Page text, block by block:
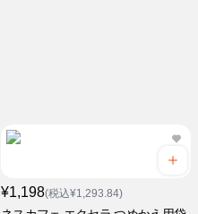
¥1,198(税込¥1,293.84)